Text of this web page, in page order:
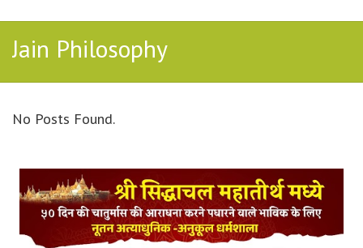
Jain Philosophy
No Posts Found.